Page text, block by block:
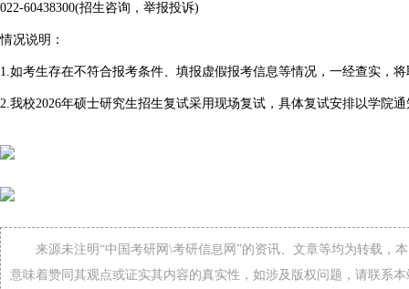
022-60438300(招生咨询，举报投诉)
情况说明：
1.如考生存在不符合报考条件、填报虚假报考信息等情况，一经查实，
2.我校2026年硕士研究生招生复试采用现场复试，具体复试安排以学院
来源未注明“中国考研网\考研信息网”的资讯、文章等均为转载，
意味着赞同其观点或证实其内容的真实性，如涉及版权问题，请联系